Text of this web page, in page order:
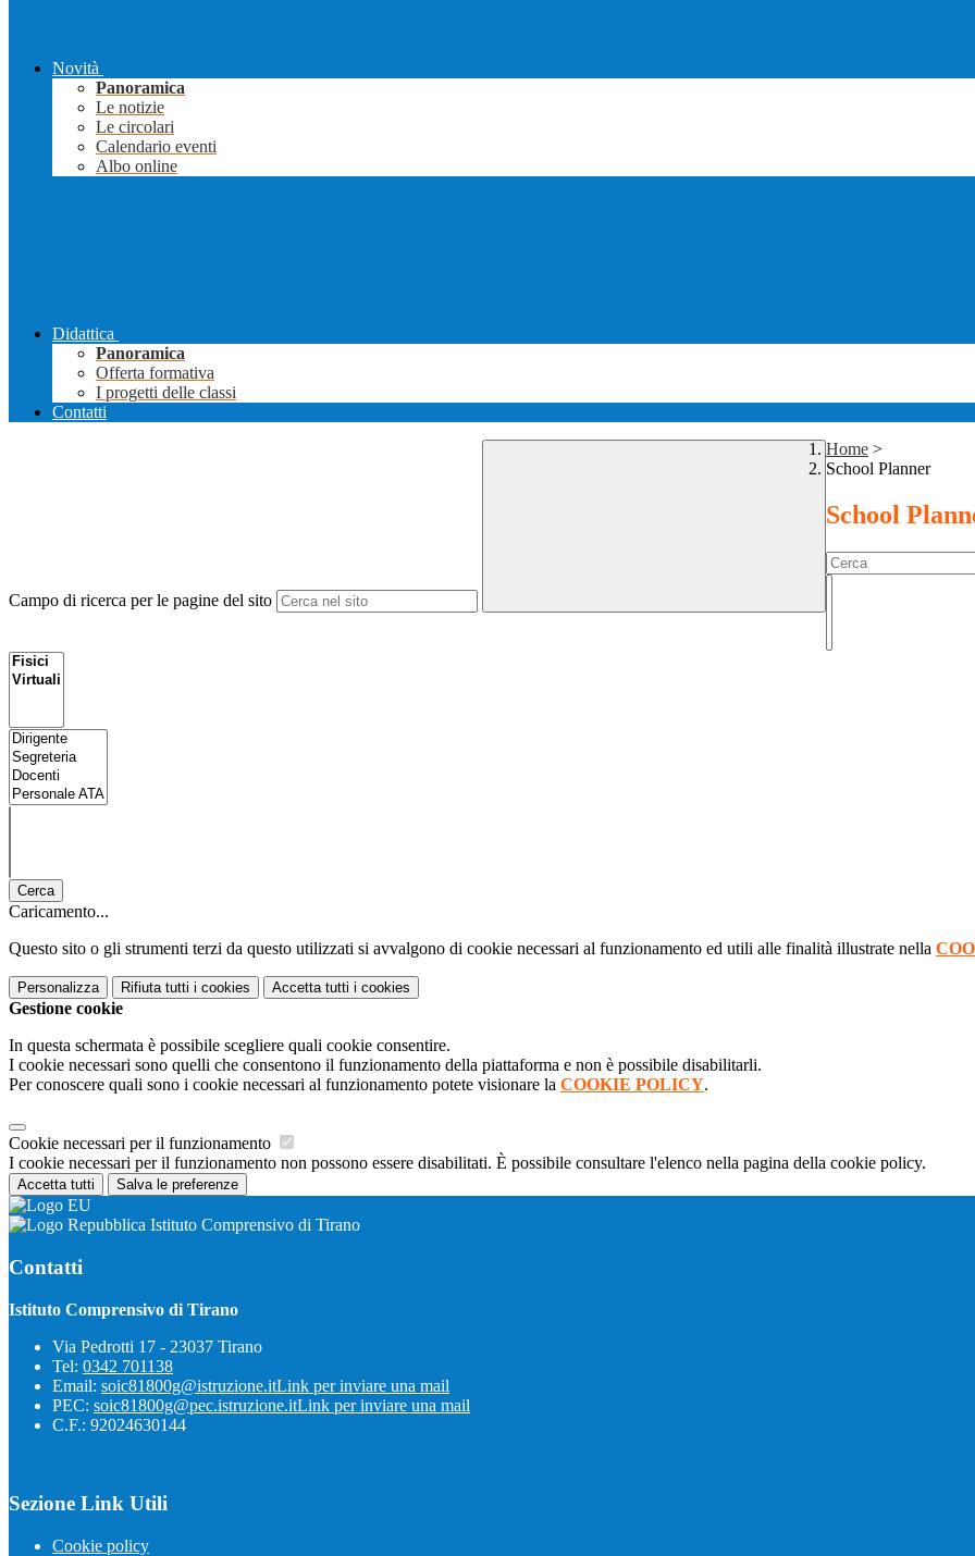
Novità
Panoramica
Le notizie
Le circolari
Calendario eventi
Albo online
Didattica
Panoramica
Offerta formativa
I progetti delle classi
Contatti
Campo di ricerca per le pagine del sito
Home >
School Planner
School
Cerca
Caricamento...
Questo sito o gli strumenti terzi da questo utilizzati si avvalgono di cookie necessari al funzionamento ed utili alle finalità illustrate nella
Personalizza Rifiuta tutti i cookies Accetta tutti i cookies
Gestione cookie
In questa schermata è possibile scegliere quali cookie consentire.
I cookie necessari sono quelli che consentono il funzionamento della piattaforma e non è possibile disabilitarli.
Per conoscere quali sono i cookie necessari al funzionamento potete visionare la COOKIE POLICY.
Cookie necessari per il funzionamento
I cookie necessari per il funzionamento non possono essere disabilitati. È possibile consultare l'elenco nella pagina della cookie policy.
Accetta tutti Salva le preferenze
Istituto Comprensivo di Tirano
Contatti
Istituto Comprensivo di Tirano
Via Pedrotti 17 - 23037 Tirano
Tel: 0342 701138
Email: soic81800g@istruzione.itLink per inviare una mail
PEC: soic81800g@pec.istruzione.itLink per inviare una mail
C.F.: 92024630144
Sezione Link Utili
Cookie policy